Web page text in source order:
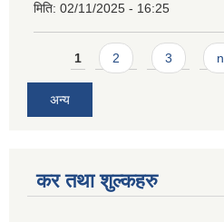
मिति: 02/11/2025 - 16:25
Pages
1 2 3
अन्य
कर तथा शुल्कहरु